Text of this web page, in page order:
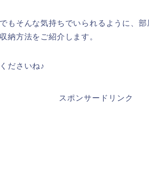
もそんな気持ちでいられるように、
納方法をご紹介します。
ださいね♪
スポンサードリンク